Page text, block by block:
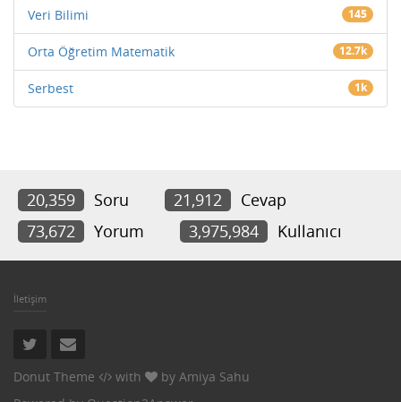
Veri Bilimi 145
Orta Öğretim Matematik 12.7k
Serbest 1k
20,359 Soru 21,912
Cevap
73,672
Yorum 3,975,984 Kullanıcı
İletişim
Donut Theme with by Amiya Sahu